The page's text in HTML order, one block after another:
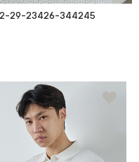
29-23426-344245